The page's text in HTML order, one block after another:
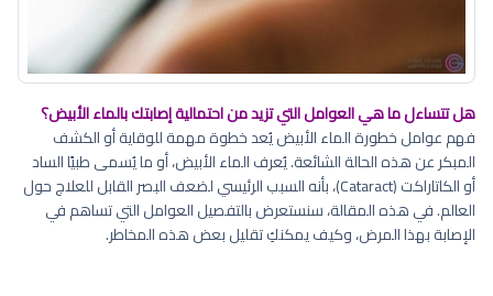
هل تتساءل ما هي العوامل التي تزيد من احتمالية إصابتك بالماء الأبيض؟
فهم عوامل خطورة الماء الأبيض يُعد خطوة مهمة للوقاية أو الكشف
المبكر عن هذه الحالة الشائعة. يُعرف الماء الأبيض، أو ما يُسمى طبيًا الساد
أو الكاتاراكت (Cataract)، بأنه السبب الرئيسي لضعف البصر القابل للعلاج حول
العالم. في هذه المقالة، سنستعرض بالتفصيل العوامل التي تساهم في
الإصابة بهذا المرض، وكيف يمكنكِ تقليل بعض هذه المخاطر.